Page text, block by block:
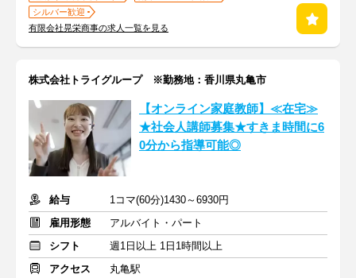
シルバー歓迎
有限会社晃栄商事の求人一覧を見る
株式会社トライグループ ※勤務地：香川県丸亀市
【オンライン家庭教師】≪在宅≫
★社会人講師募集★すきま時間に6
0分から指導可能◎
給与
1コマ(60分)1430～6930円
雇用形態
アルバイト・パート
シフト
週1日以上 1日1時間以上
アクセス
丸亀駅